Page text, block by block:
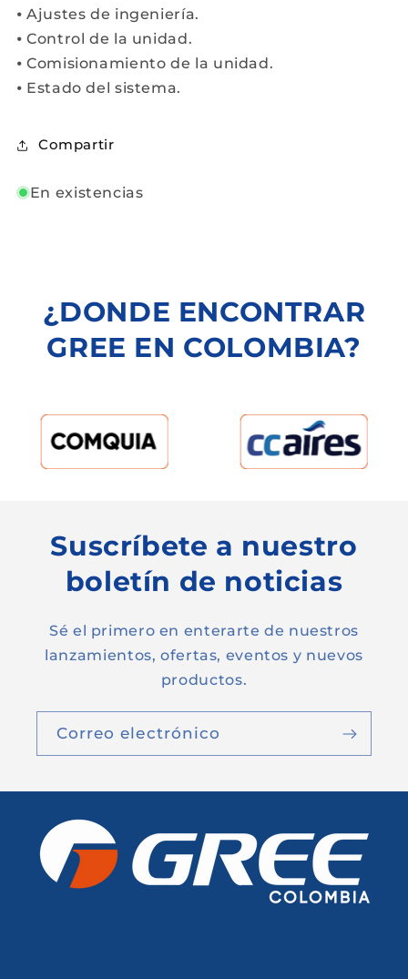
⦁ Ajustes de ingeniería.
⦁ Control de la unidad.
⦁ Comisionamiento de la unidad.
⦁ Estado del sistema.
Compartir
En existencias
¿DONDE ENCONTRAR
GREE EN COLOMBIA?
Suscríbete a nuestro
boletín de noticias
Sé el primero en enterarte de nuestros
lanzamientos, ofertas, eventos y nuevos
productos.
Correo electrónico